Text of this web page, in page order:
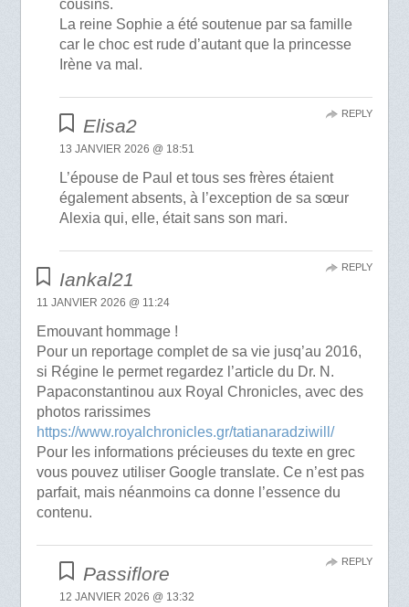
cousins.
La reine Sophie a été soutenue par sa famille
car le choc est rude d’autant que la princesse
Irène va mal.
Elisa2
13 JANVIER 2026 @ 18:51
L’épouse de Paul et tous ses frères étaient
également absents, à l’exception de sa sœur
Alexia qui, elle, était sans son mari.
REPLY
Iankal21
11 JANVIER 2026 @ 11:24
Emouvant hommage !
Pour un reportage complet de sa vie jusq’au 2016,
si Régine le permet regardez l’article du Dr. N.
Papaconstantinou aux Royal Chronicles, avec des
photos rarissimes
https://www.royalchronicles.gr/tatianaradziwill/
Pour les informations précieuses du texte en grec
vous pouvez utiliser Google translate. Ce n’est pas
parfait, mais néanmoins ca donne l’essence du
contenu.
REPLY
Passiflore
12 JANVIER 2026 @ 13:32
REPLY